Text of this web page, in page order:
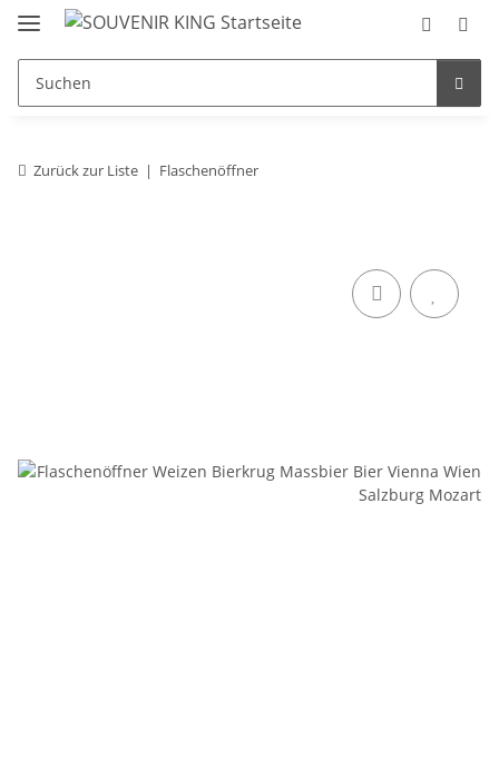
Zurück zur Liste Flaschenöffner